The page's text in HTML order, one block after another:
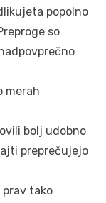
popolno
so
merah
bolj udobno
preprečujejo
prav tako